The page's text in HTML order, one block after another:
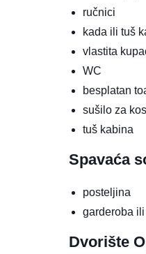
ručnici
kada ili tuš
vlastita
WC
besplatan
sušilo za
tuš kabina
Spavaća
posteljina
garderoba
Dvorište